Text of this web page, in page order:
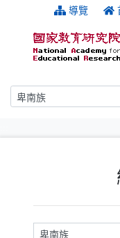
跳到主要內容 導覽
搜尋
請輸入關鍵字